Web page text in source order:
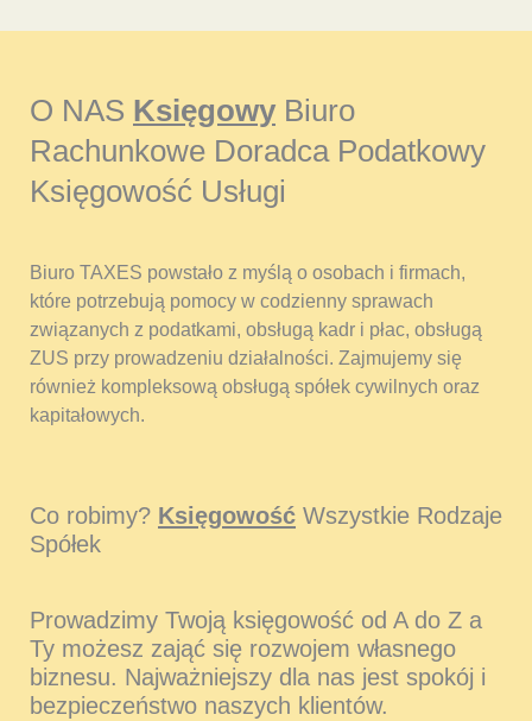
O NAS Księgowy Biuro
Rachunkowe Doradca Podatkowy
Księgowość Usługi
Biuro TAXES powstało z myślą o osobach i firmach,
które potrzebują pomocy w codzienny sprawach
związanych z podatkami, obsługą kadr i płac, obsługą
ZUS przy prowadzeniu działalności. Zajmujemy się
również kompleksową obsługą spółek cywilnych oraz
kapitałowych.
Co robimy? Księgowość Wszystkie Rodzaje
Spółek
Prowadzimy Twoją księgowość od A do Z a
Ty możesz zająć się rozwojem własnego
biznesu. Najważniejszy dla nas jest spokój i
bezpieczeństwo naszych klientów.